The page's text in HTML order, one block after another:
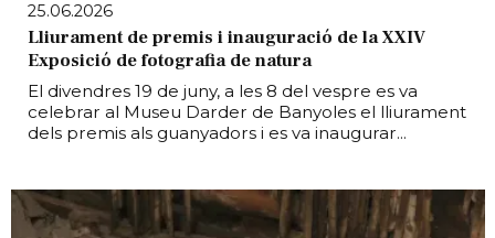
25.06.2026
Lliurament de premis i inauguració de la XXIV
Exposició de fotografia de natura
El divendres 19 de juny, a les 8 del vespre es va
celebrar al Museu Darder de Banyoles el lliurament
dels premis als guanyadors i es va inaugurar...